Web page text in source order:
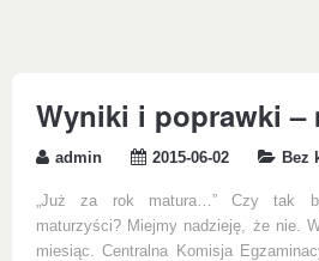
Wyniki i poprawki –
admin 2015-06-02 Bez
„Już za rok matura…” Czy tak
maturzyści? Miejmy nadzieję, że nie.
miesiąc. Centralna Komisja